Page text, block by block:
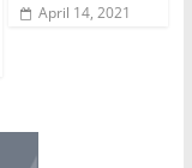
April 14, 2021